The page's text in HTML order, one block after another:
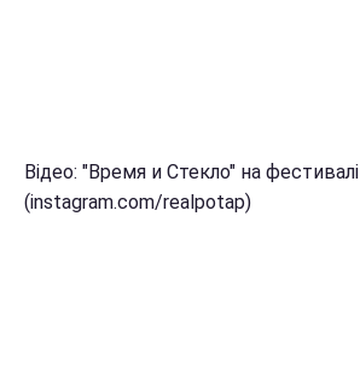
Відео: "Время и Стекло" на фестивалі
(instagram.com/realpotap)